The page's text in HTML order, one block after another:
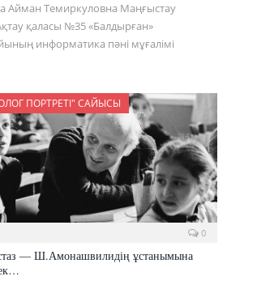
Айман Темиркуловна Маңғыстау
қаласы №35 «Балдырған»
информатика пәні мұғалімі
ПОРТРЕТІ" САЙЫСЫ
0
— Ш.Амонашвилидің ұстанымына